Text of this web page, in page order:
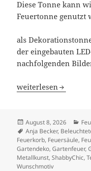
Diese Tonne kann
Feuertonne genutzt
als
der eingebauten
nachfolgenden
Eulen
weiterlesen
Veröffentlicht
am
August 8, 2026
Schlagwörter
Anja Becker,
Feuerkorb, Feuersäule,
Gartendeko,Gartenfeuer,
Metallkunst,ShabbyChic,
Wunschmotiv